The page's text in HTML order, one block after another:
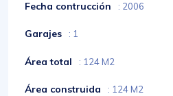
Fecha contrucción : 2006
Garajes : 1
Área total : 124 M2
Área construida : 124 M2